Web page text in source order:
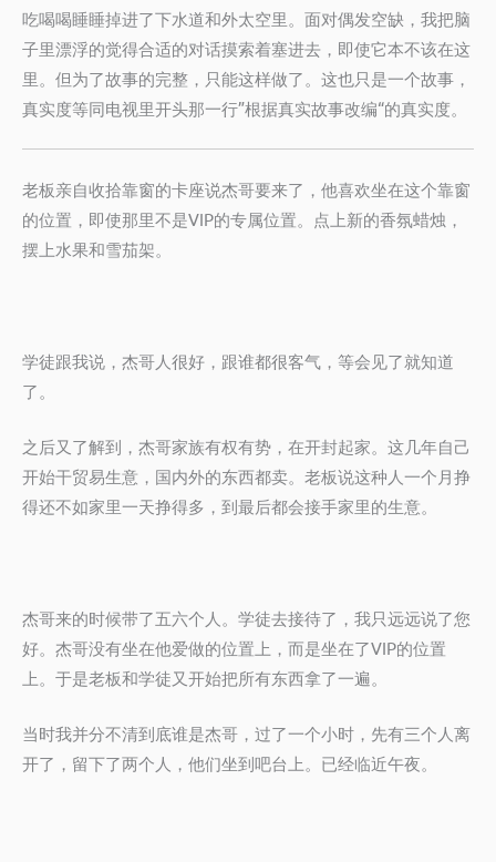
吃喝喝睡睡掉进了下水道和外太空里。面对偶发空缺，我把脑
子里漂浮的觉得合适的对话摸索着塞进去，即使它本不该在这
里。但为了故事的完整，只能这样做了。这也只是一个故事，
真实度等同电视里开头那一行”根据真实故事改编“的真实度。
老板亲自收拾靠窗的卡座说杰哥要来了，他喜欢坐在这个靠窗
的位置，即使那里不是VIP的专属位置。点上新的香氛蜡烛，
摆上水果和雪茄架。
学徒跟我说，杰哥人很好，跟谁都很客气，等会见了就知道
了。
之后又了解到，杰哥家族有权有势，在开封起家。这几年自己
开始干贸易生意，国内外的东西都卖。老板说这种人一个月挣
得还不如家里一天挣得多，到最后都会接手家里的生意。
杰哥来的时候带了五六个人。学徒去接待了，我只远远说了您
好。杰哥没有坐在他爱做的位置上，而是坐在了VIP的位置
上。于是老板和学徒又开始把所有东西拿了一遍。
当时我并分不清到底谁是杰哥，过了一个小时，先有三个人离
开了，留下了两个人，他们坐到吧台上。已经临近午夜。